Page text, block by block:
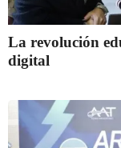
La revolución
digital